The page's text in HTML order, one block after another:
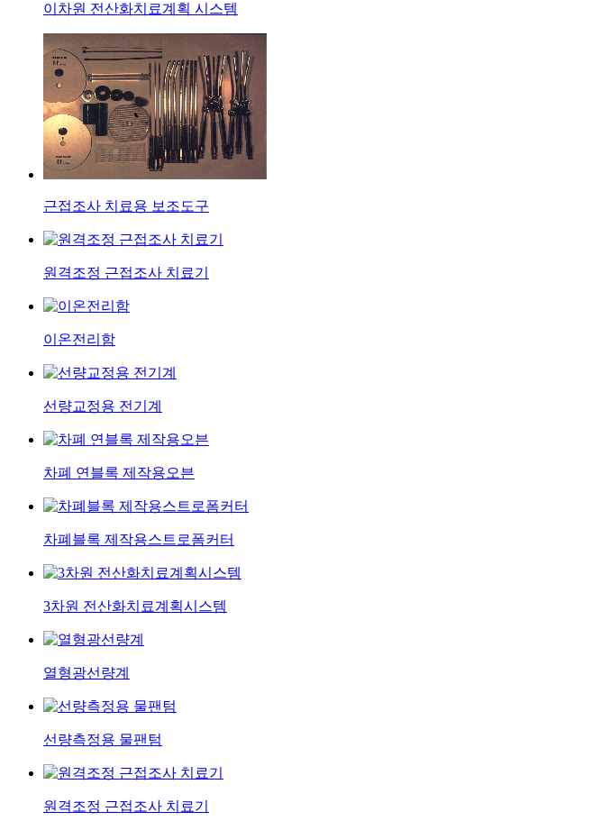
이차원 전산화치료계획 시스템
근접조사 치료용 보조도구
원격조정 근접조사 치료기
이온전리함
선량교정용 전기계
차폐 연블록 제작용오븐
차폐블록 제작용스트로폼커터
3차원 전산화치료계획시스템
열형광선량계
선량측정용 물팬텀
원격조정 근접조사 치료기